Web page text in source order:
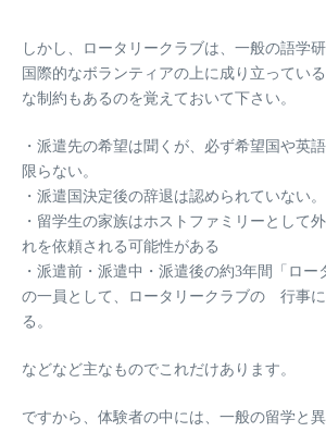
しかし、ロータリークラブは、一般の語学
国際的なボランティアの上に成り立ってい
な制約もあるのを覚えておいて下さい。
・派遣先の希望は聞くが、必ず希望国や英
限らない。
・派遣国決定後の辞退は認められていない。
・留学生の家族はホストファミリーとして
れを依頼される可能性がある
・派遣前・派遣中・派遣後の約3年間「ロー
の一員として、ロータリークラブの 行事
る。
などなど主なものでこれだけあります。
ですから、体験者の中には、一般の留学と